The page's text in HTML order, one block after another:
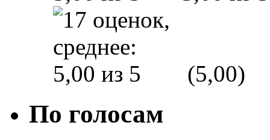
(5,00)
По голосам